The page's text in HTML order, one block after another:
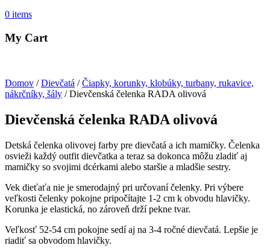
0 items
My Cart
Domov /Dievčatá /Čiapky, korunky, klobúky, turbany, rukavice,
nákrčníky, šály / Dievčenská čelenka RADA olivová
Dievčenská čelenka RADA olivová
Detská čelenka olivovej farby pre dievčatá a ich mamičky. Čelenka
osvieži každý outfit dievčatka a teraz sa dokonca môžu zladiť aj
mamičky so svojimi dcérkami alebo staršie a mladšie sestry.
Vek dieťaťa nie je smerodajný pri určovaní čelenky. Pri výbere
veľkosti čelenky pokojne pripočítajte 1-2 cm k obvodu hlavičky.
Korunka je elastická, no zároveň drží pekne tvar.
Veľkosť 52-54 cm pokojne sedí aj na 3-4 ročné dievčatá. Lepšie je
riadiť sa obvodom hlavičky.